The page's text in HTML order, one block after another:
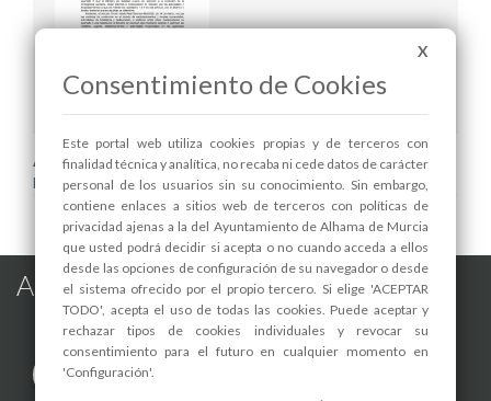
Publicación BOE
Areas relacionadas:
Hostelería
Alhama de Murcia en las Redes
X
Consentimiento de Cookies
Este portal web utiliza cookies propias y de terceros con
finalidad técnica y analítica, no recaba ni cede datos de carácter
personal de los usuarios sin su conocimiento. Sin embargo,
contiene enlaces a sitios web de terceros con políticas de
privacidad ajenas a la del Ayuntamiento de Alhama de Murcia
que usted podrá decidir si acepta o no cuando acceda a ellos
desde las opciones de configuración de su navegador o desde
el sistema ofrecido por el propio tercero. Si elige 'ACEPTAR
TODO', acepta el uso de todas las cookies. Puede aceptar y
rechazar tipos de cookies individuales y revocar su
consentimiento para el futuro en cualquier momento en
'Configuración'.